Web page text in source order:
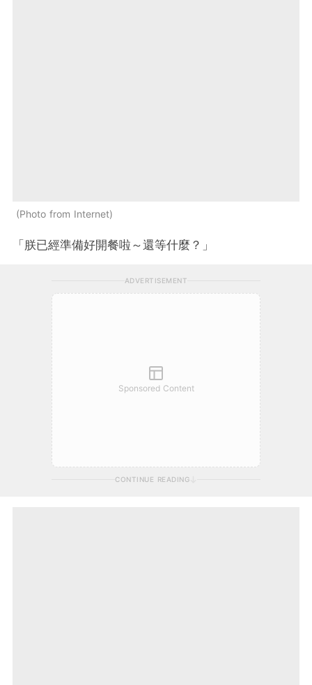
Photo from Internet
「朕已經準備好開餐啦～還等什麼？」
ADVERTISEMENT
Sponsored Content
CONTINUE READING